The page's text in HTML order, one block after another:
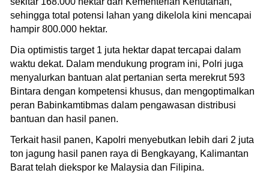
sehingga total potensi lahan yang dikelola kini mencapai
hampir 800.000 hektar.
Dia optimistis target 1 juta hektar dapat tercapai dalam
waktu dekat. Dalam mendukung program ini, Polri juga
menyalurkan bantuan alat pertanian serta merekrut 593
Bintara dengan kompetensi khusus, dan mengoptimalkan
peran Babinkamtibmas dalam pengawasan distribusi
bantuan dan hasil panen.
Terkait hasil panen, Kapolri menyebutkan lebih dari 2 juta
ton jagung hasil panen raya di Bengkayang, Kalimantan
Barat telah diekspor ke Malaysia dan Filipina.